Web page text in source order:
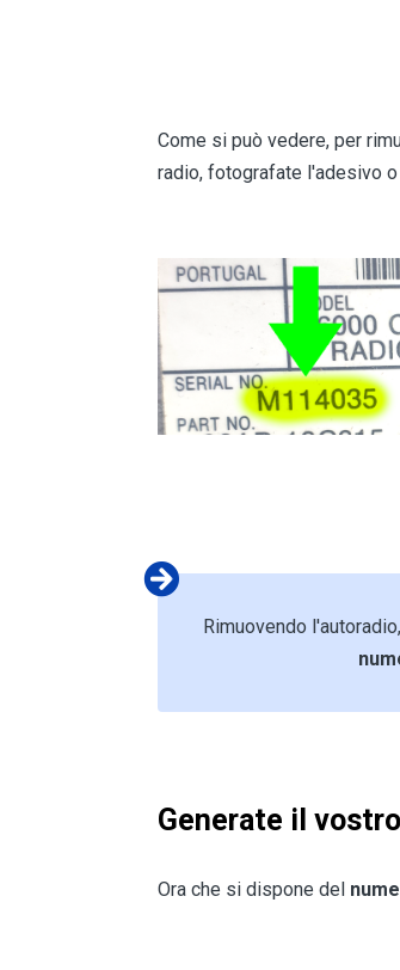
Come si può vedere, per
radio, fotografate l'adesivo o
Rimuovendo
Generate il
Ora che si dispone del